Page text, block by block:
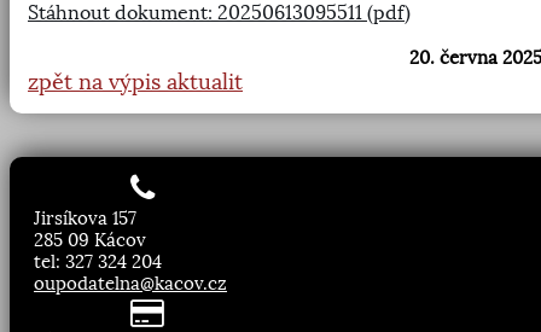
Stáhnout dokument: 20250613095511 (pdf)
20. června
zpět na výpis aktualit
Jirsíkova 157
285 09 Kácov
tel: 327 324 204
oupodatelna@kacov.cz